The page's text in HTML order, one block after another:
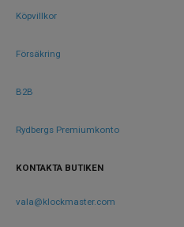
Köpvillkor
Försäkring
B2B
Rydbergs Premiumkonto
KONTAKTA BUTIKEN
vala@klockmaster.com